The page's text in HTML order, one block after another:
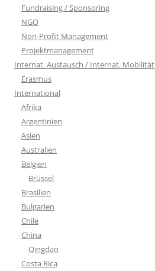
Fundraising / Sponsoring
NGO
Non-Profit Management
Projektmanagement
Internat. Austausch / Internat. Mobilität
Erasmus
International
Afrika
Argentinien
Asien
Australien
Belgien
Brüssel
Brasilien
Bulgarien
Chile
China
Qingdao
Costa Rica